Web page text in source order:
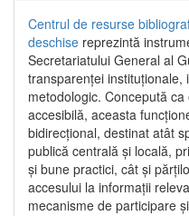
Centrul de resurse
deschise reprezintă
Secretariatului General al
transparenței instituționale,
metodologic. Concepută
accesibilă, aceasta
bidirecțional, destinat atât
publică centrală și locală,
și bune practici, cât și
accesului la informații
mecanisme de participare